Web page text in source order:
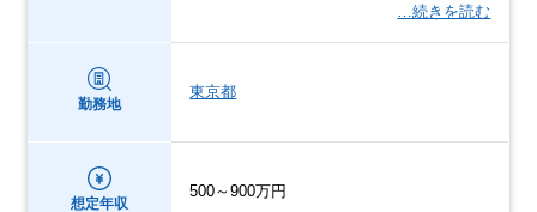
…続きを読む
勤務地
東京都
想定年収
500～900万円